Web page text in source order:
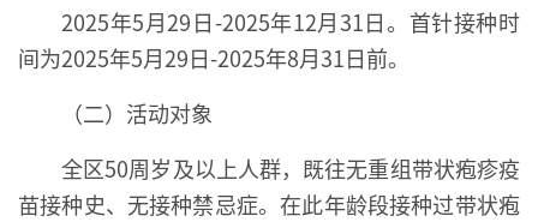
2025年5月29日-2025年12月31日。首针接种时
间为2025年5月29日-2025年8月31日前。
（二）活动对象
全区50周岁及以上人群，既往无重组带状疱疹疫
苗接种史、无接种禁忌症。在此年龄段接种过带状疱